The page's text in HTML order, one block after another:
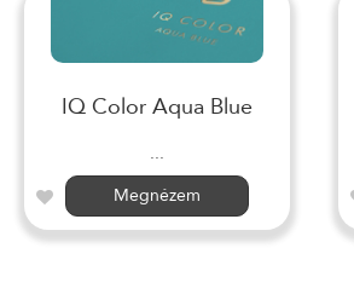
IQ Color Aqua Blue
...
Megnézem